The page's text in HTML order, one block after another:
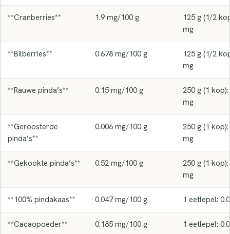
**Cranberries** 1.9 mg/100 g
125 g (1/2
mg
**Bilberries** 0.678 mg/100 g
125 g (1/2
mg
**Rauwe pinda’s** 0.15 mg/100 g
250 g (1
mg
**Geroosterde
pinda’s**
0.006 mg/100 g
250 g (1
mg
**Gekookte pinda’s** 0.52 mg/100 g
250 g (1 kop):
mg
**100% pindakaas** 0.047 mg/100 g 1 eetlepel:
**Cacaopoeder** 0.185 mg/100 g 1 eetlepel: